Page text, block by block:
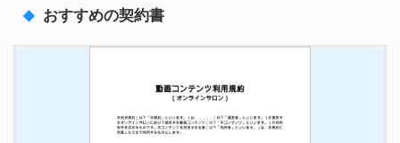
おすすめの契約書